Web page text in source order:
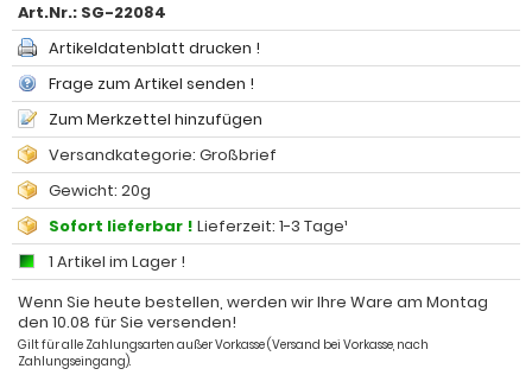
Art.Nr.: SG-22084
Artikeldatenblatt drucken !
Frage zum Artikel senden !
Zum Merkzettel hinzufügen
Versandkategorie: Großbrief
Gewicht: 20g
Sofort lieferbar ! Lieferzeit: 1-3 Tage¹
1 Artikel im Lager !
Wenn Sie heute bestellen, werden wir Ihre Ware am Montag
den 10.08 für Sie versenden!
Gilt für alle Zahlungsarten außer Vorkasse (Versand bei Vorkasse, nach
Zahlungseingang).